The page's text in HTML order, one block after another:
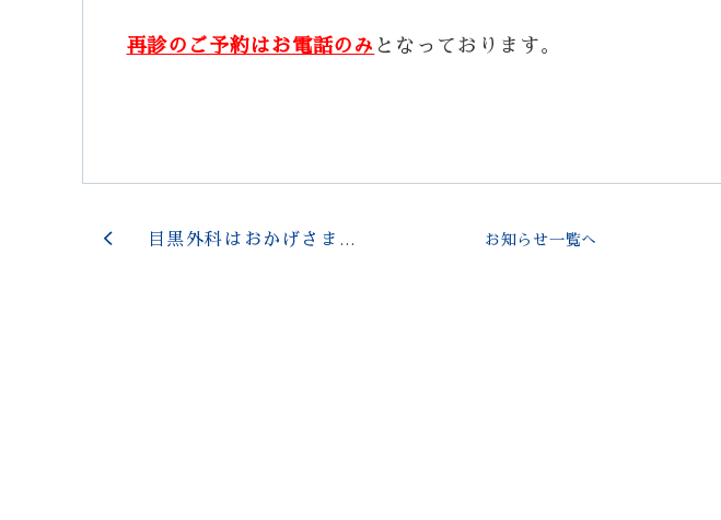
再診のご予約はお電話のみとなっております。
目黒外科はおかげさまで開院8周年を迎えました お知らせ一覧へ